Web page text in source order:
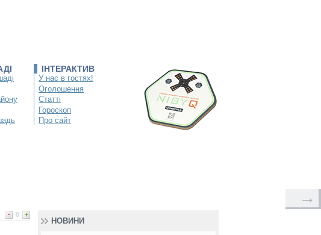
ІНТЕРАКТИВ
У нас в гостях!
Оголошення
Статті
Гороскоп
Про сайт
0
→
НОВИНИ